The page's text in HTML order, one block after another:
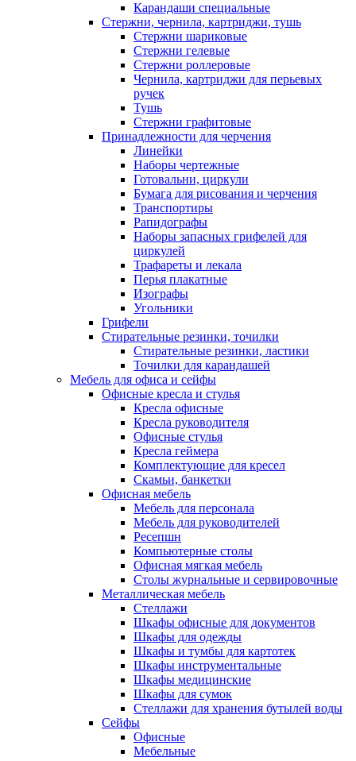
Карандаши специальные
Стержни, чернила, картриджи, тушь
Стержни шариковые
Стержни гелевые
Стержни роллеровые
Чернила, картриджи для перьевых
ручек
Тушь
Стержни графитовые
Принадлежности для черчения
Линейки
Наборы чертежные
Готовальни, циркули
Бумага для рисования и черчения
Транспортиры
Рапидографы
Наборы запасных грифелей для
циркулей
Трафареты и лекала
Перья плакатные
Изографы
Угольники
Грифели
Стирательные резинки, точилки
Стирательные резинки, ластики
Точилки для карандашей
Мебель для офиса и сейфы
Офисные кресла и стулья
Кресла офисные
Кресла руководителя
Офисные стулья
Кресла геймера
Комплектующие для кресел
Скамьи, банкетки
Офисная мебель
Мебель для персонала
Мебель для руководителей
Ресепшн
Компьютерные столы
Офисная мягкая мебель
Столы журнальные и сервировочные
Металлическая мебель
Стеллажи
Шкафы офисные для документов
Шкафы для одежды
Шкафы и тумбы для картотек
Шкафы инструментальные
Шкафы медицинские
Шкафы для сумок
Стеллажи для хранения бутылей воды
Сейфы
Офисные
Мебельные